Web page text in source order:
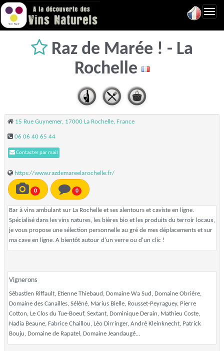
Raz de Marée ! - La
Rochelle
15 Rue Guynemer, 17000 La Rochelle, France
06 06 40 65 44
Contacter par mail
https://www.razdemareelarochelle.fr/
0 0
Bar à vins ambulant sur La Rochelle et ses alentours et caviste en ligne.
Spécialisé dans les vins natures, les bières bio et les produits du terroir locaux,
je vous propose une sélection personnelle au gré de mes déplacements et sur
ma cave en ligne. A bientôt autour d'un verre ou d'un clic !
Vignerons
Sébastien Riffault, Etienne Thiebaud, Domaine Wa Sud, Domaine Obrière,
Domaine des Canailles, Séléné, Marius Bielle, Rousset-Peyraguey, Pierre
Cotton, Le Clos du Tue-Boeuf, Sextant, Dominique Derain, Mathieu Coste,
Nadia Beaune, Fabrice Chaillou, Léo Dirringer, André Kleinknecht, Patrick
Bouju, Domaine de Rapatel, Domaine Jeandaugé...